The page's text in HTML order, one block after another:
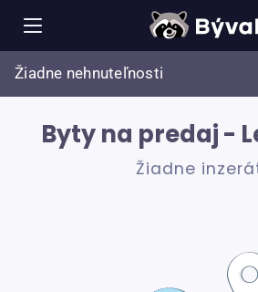
Žiadne nehnuteľnosti
Byty na predaj -
Žiadne